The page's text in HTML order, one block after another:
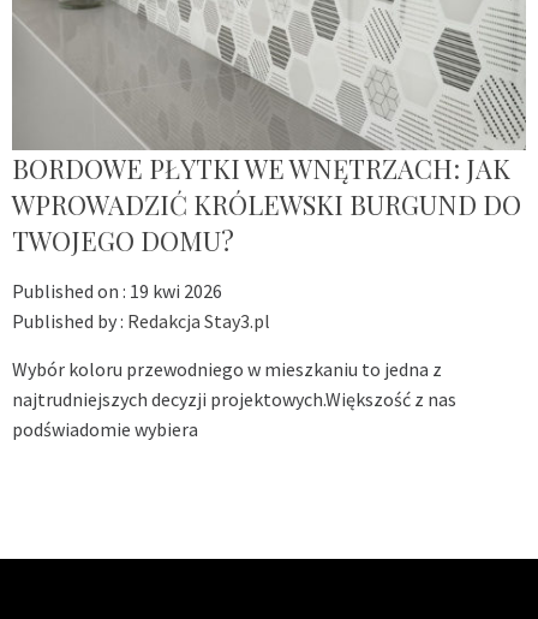
BORDOWE PŁYTKI WE WNĘTRZACH: JAK
WPROWADZIĆ KRÓLEWSKI BURGUND DO
TWOJEGO DOMU?
Published on : 19 kwi 2026
Published by : Redakcja Stay3.pl
Wybór koloru przewodniego w mieszkaniu to jedna z
najtrudniejszych decyzji projektowych.Większość z nas
podświadomie wybiera